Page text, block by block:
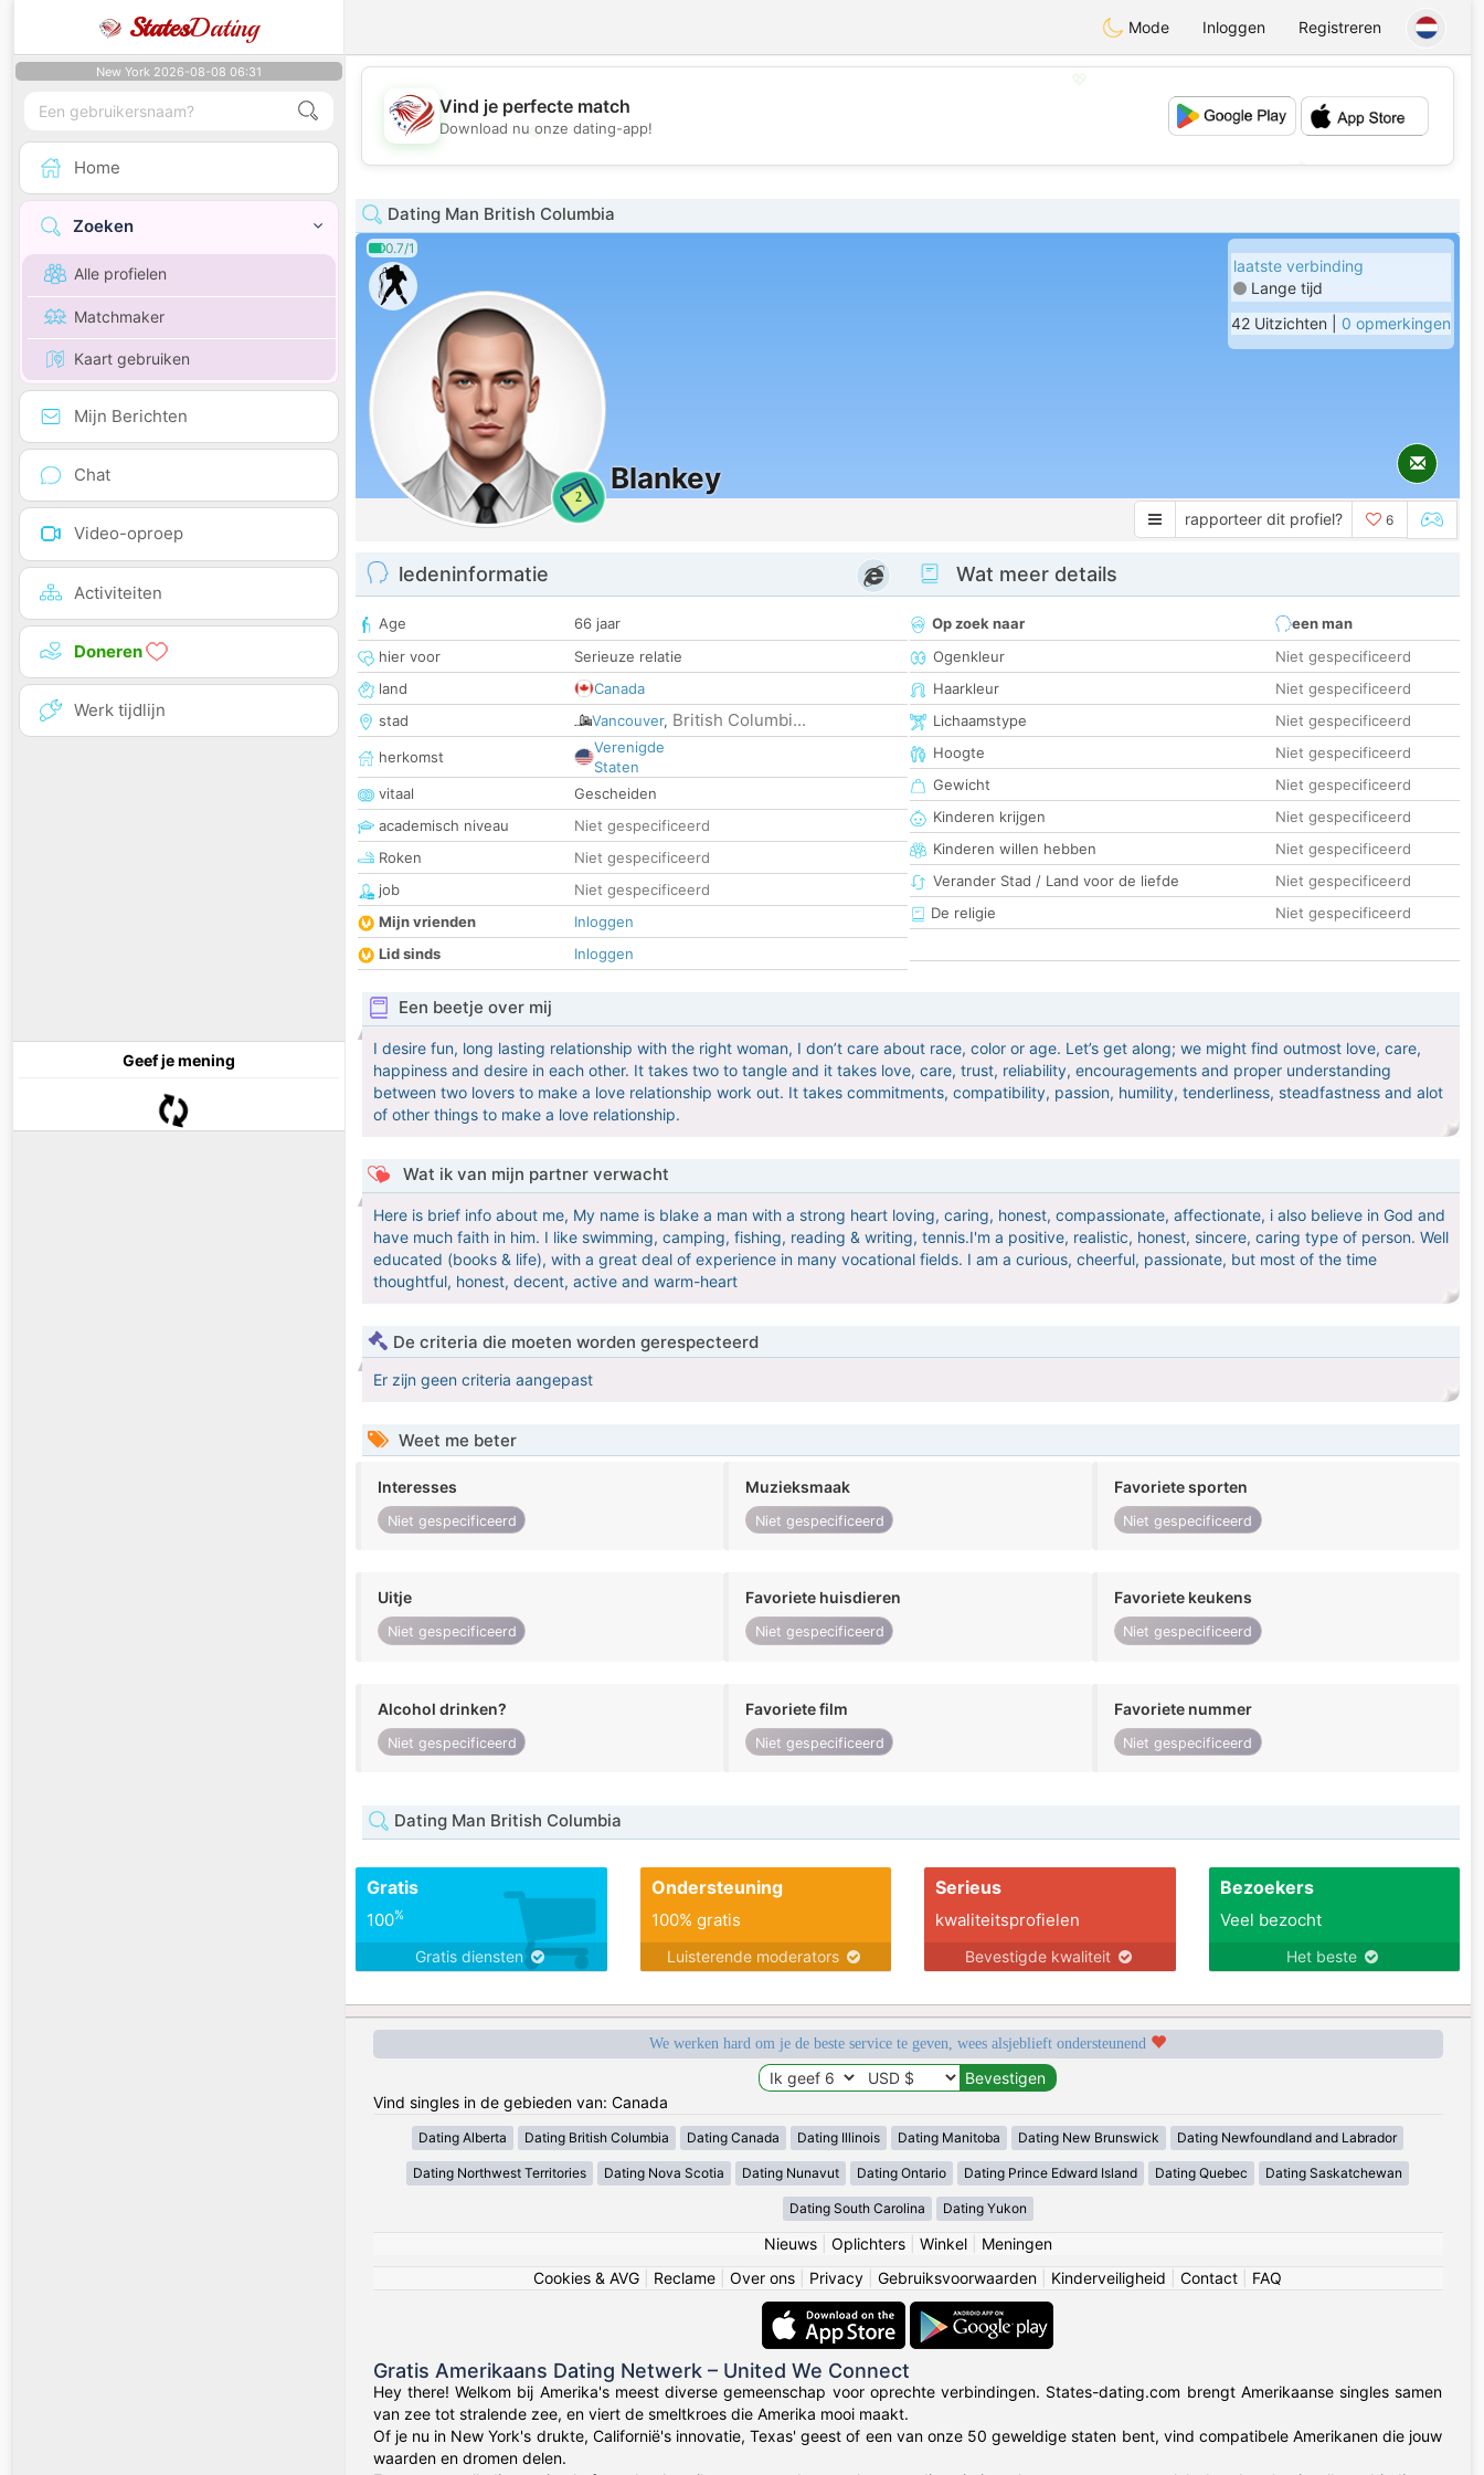
StatesDating Mode Inloggen Registreren
New York 2026-08-08 06:31
Home
Zoeken
Alle profielen
Matchmaker
Kaart gebruiken
Mijn Berichten
Chat
Video-oproep
Activiteiten
Doneren
Werk tijdlijn
Geef je mening
💖
💕
Vind je perfecte match
Download nu onze dating-app!
Dating Man British Columbia
0.7/1
2
Blankey
laatste verbinding
Lange tijd
42 Uitzichten | 0 opmerkingen
rapporteer dit profiel? 6
ledeninformatie
Age
66 jaar
hier voor
Serieuze relatie
land
Canada
stad
Vancouver, British Columbi...
herkomst
Verenigde
Staten
vitaal
Gescheiden
academisch niveau
Niet gespecificeerd
Roken
Niet gespecificeerd
job
Niet gespecificeerd
Mijn vrienden
Inloggen
Lid sinds
Inloggen
Wat meer details
Op zoek naar
een man
Ogenkleur
Niet gespecificeerd
Haarkleur
Niet gespecificeerd
Lichaamstype
Niet gespecificeerd
Hoogte
Niet gespecificeerd
Gewicht
Niet gespecificeerd
Kinderen krijgen
Niet gespecificeerd
Kinderen willen hebben
Niet gespecificeerd
Verander Stad / Land voor de liefde
Niet gespecificeerd
De religie
Niet gespecificeerd
Een beetje over mij
I desire fun, long lasting relationship with the right woman, I don’t care about race, color or age. Let’s get along; we might find outmost love, care,
happiness and desire in each other. It takes two to tangle and it takes love, care, trust, reliability, encouragements and proper understanding
between two lovers to make a love relationship work out. It takes commitments, compatibility, passion, humility, tenderliness, steadfastness and alot
of other things to make a love relationship.
Wat ik van mijn partner verwacht
Here is brief info about me, My name is blake a man with a strong heart loving, caring, honest, compassionate, affectionate, i also believe in God and
have much faith in him. I like swimming, camping, fishing, reading & writing, tennis.I'm a positive, realistic, honest, sincere, caring type of person. Well
educated (books & life), with a great deal of experience in many vocational fields. I am a curious, cheerful, passionate, but most of the time
thoughtful, honest, decent, active and warm-heart
De criteria die moeten worden gerespecteerd
Er zijn geen criteria aangepast
Weet me beter
Interesses
Niet gespecificeerd
Muzieksmaak
Niet gespecificeerd
Favoriete sporten
Niet gespecificeerd
Uitje
Niet gespecificeerd
Favoriete huisdieren
Niet gespecificeerd
Favoriete keukens
Niet gespecificeerd
Alcohol drinken?
Niet gespecificeerd
Favoriete film
Niet gespecificeerd
Favoriete nummer
Niet gespecificeerd
Dating Man British Columbia
Gratis
100%
Gratis diensten
Ondersteuning
100% gratis
Luisterende moderators
Serieus
kwaliteitsprofielen
Bevestigde kwaliteit
Bezoekers
Veel bezocht
Het beste
We werken hard om je de beste service te geven, wees alsjeblieft ondersteunend
Vind singles in de gebieden van: Canada
Dating Alberta Dating British Columbia Dating Canada Dating Illinois Dating Manitoba Dating New Brunswick Dating Newfoundland and Labrador
Dating Northwest Territories Dating Nova Scotia Dating Nunavut Dating Ontario Dating Prince Edward Island Dating Quebec Dating Saskatchewan
Dating South Carolina Dating Yukon
Nieuws| Oplichters| Winkel| Meningen
Cookies & AVG
Reclame Over ons Privacy Gebruiksvoorwaarden Kinderveiligheid Contact FAQ
Gratis Amerikaans Dating Netwerk – United We Connect
Hey there! Welkom bij Amerika's meest diverse gemeenschap voor oprechte verbindingen. States-dating.com brengt Amerikaanse singles samen
van zee tot stralende zee, en viert de smeltkroes die Amerika mooi maakt.
Of je nu in New York's drukte, Californië's innovatie, Texas' geest of een van onze 50 geweldige staten bent, vind compatibele Amerikanen die jouw
waarden en dromen delen.